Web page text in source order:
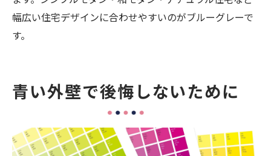
幅広い住宅デザインに合わせやすいのがブルーグレーで
す。
青い外壁で後悔しないために